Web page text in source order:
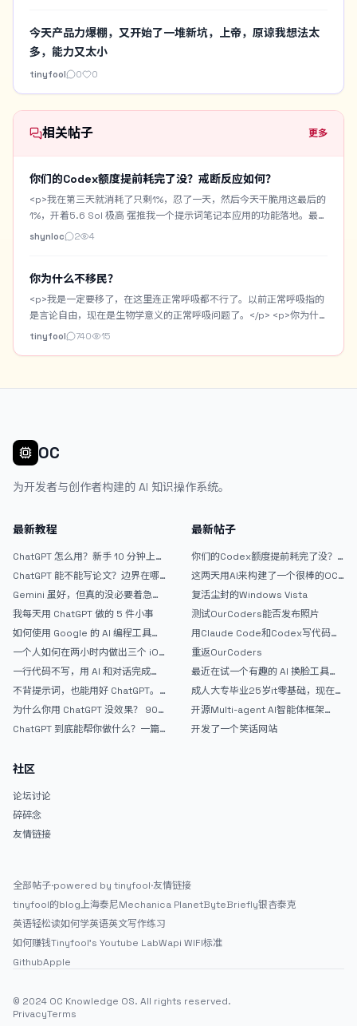
复杂的互动都自动化，这个产品页还是可以导流到你自己的
产品页的
今天产品力爆棚，又开始了一堆新坑，上帝，原谅我想法太
多，能力又太小
tinyfool 0 0
相关帖子 更多
你们的Codex额度提前耗完了没？戒断反应如何？
<p>我在第三天就消耗了只剩1%，忍了一天，然后今天干脆用这最后的
1%，开着5.6 Sol 极高 强推我一个提示词笔记本应用的功能落地。最终
用时3小时，居然还是跑完了。但是现在还是出现一些戒断反应，感觉
Chrome一键收藏插件。支持AI优化提示词。支持提示词中提取常用字
段作为提示词百科词汇。也自带生图功能用来测提示词。但是要搭配
Cloudflare R2+Worker的图床。</p> <p>今天主要是做一个AI模特的
色定妆图。之后生图可以直接调用AI模特自动作为垫图。</p> <p>这是
AI模特资产库的界面： <img
da69da9d72a8.webp" alt="1bb0d28b-c7dd-4327-bafa-
48b4-aeff-1bbd89afe9d3.webp" alt="ab998e2f-9ccc-4173-
832f-223aa6c6fa81" /> 这是提示词笔记的预览界面，可以复制提示
（https://prompt.jintao.co.uk/share/20260806LfsmY） <img
度了，我又不想换模型折腾。现在还有些界面细节和小功能需要落地完
善，可能还要虫子要抓。弄好了，打算放GitHub开源。</p> <p>有朋
shynloc 2 4
你为什么不移民？
<p>我是一定要移了，在这里连正常呼吸都不行了。以前正常呼吸指的
是言论自由，现在是生物学意义的正常呼吸问题了。</p> <p>你为什
么不移民？</p>
tinyfool 740 15
OC
为开发者与创作者构建的 AI 知识操作系统。
最新教程
ChatGPT 怎么用？新手 10 分钟上手
ChatGPT 能不能写论文？边界在哪
Gemini 虽好，但真的没必要着急放
弃 ChatGPT
我每天用 ChatGPT 做的 5 件小事
如何使用 Google 的 AI 编程工具
AntiGravity：独立开发者的新时代
武器
一个人如何在两小时内做出三个 iOS
APP？｜AntiGravity + Gemini 3 实
战完整记录
一行代码不写，用 AI 和对话完成一
个完整网站：《图书天堂》实战记录
不背提示词，也能用好 ChatGPT。
一个万能提问模板
为什么你用 ChatGPT 没效果？ 90%
的人第一步就问错了
ChatGPT 到底能帮你做什么？一篇
最新帖子
你们的Codex额度提前耗完了没？
戒断反应如何？
这两天用AI来构建了一个很棒的OC
论坛精华区
复活尘封的Windows Vista
测试OurCoders能否发布照片
用Claude Code和Codex写代码真
的爽，但是App怎么挣钱还是很难啊
重返OurCoders
最近在试一个有趣的 AI 换脸工具，
效果挺不错
成人大专毕业25岁it零基础，现在想
考软件设计师，有什么好的建议吗，
谢谢！
开源Multi-agent AI智能体框架
aevatar.ai，欢迎大家贡献代码
开发了一个笑话网站
社区
论坛讨论
碎碎念
友情链接
全部帖子·powered by tinyfool·友情链接
tinyfool的blog上海泰尼Mechanica PlanetByteBriefly银杏泰克
英语轻松读如何学英语英文写作练习
如何赚钱Tinyfool's Youtube LabWapi WIFI标准
GithubApple
© 2024 OC Knowledge OS. All rights reserved.
PrivacyTerms